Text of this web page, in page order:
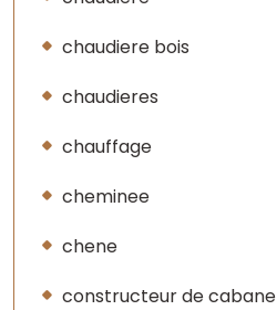
chaudiere bois
chaudieres
chauffage
cheminee
chene
constructeur de cabane